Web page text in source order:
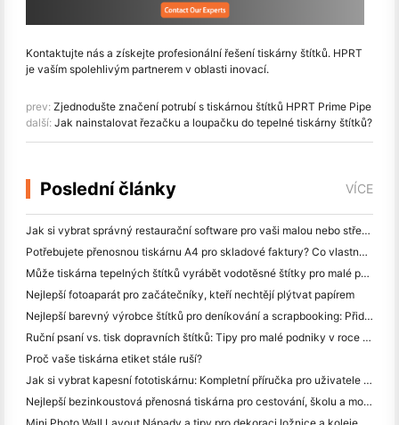
Kontaktujte nás a získejte profesionální řešení tiskárny štítků. HPRT
je vaším spolehlivým partnerem v oblasti inovací.
prev: Zjednodušte značení potrubí s tiskárnou štítků HPRT Prime Pipe
další: Jak nainstalovat řezačku a loupačku do tepelné tiskárny štítků?
Poslední články VÍCE
Jak si vybrat správný restaurační software pro vaši malou nebo střední restauraci
Potřebujete přenosnou tiskárnu A4 pro skladové faktury? Co vlastně funguje
Může tiskárna tepelných štítků vyrábět vodotěsné štítky pro malé podniky?
Nejlepší fotoaparát pro začátečníky, kteří nechtějí plýtvat papírem
Nejlepší barevný výrobce štítků pro deníkování a scrapbooking: Přidat více barev na každou stránku
Ruční psaní vs. tisk dopravních štítků: Tipy pro malé podniky v roce 2026
Proč vaše tiskárna etiket stále ruší?
Jak si vybrat kapesní fototiskárnu: Kompletní příručka pro uživatele deníků, cestování a iPhone
Nejlepší bezinkoustová přenosná tiskárna pro cestování, školu a mobilní práci: Hanin MT620 Pro Review